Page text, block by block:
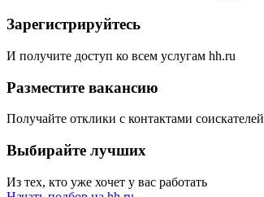
Зарегистрируйтесь
И получите доступ ко всем услугам hh.ru
Разместите вакансию
Получайте отклики с контактами соискателей
Выбирайте лучших
Из тех, кто уже хочет у вас работать